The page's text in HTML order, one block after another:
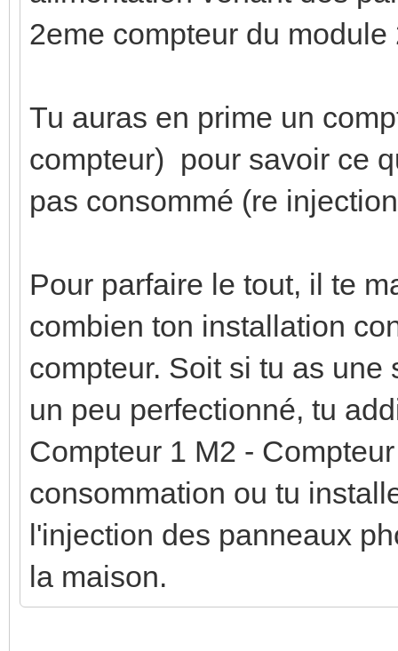
2eme compteur du module
Tu auras en prime un
compteur) pour savoir ce
pas consommé (re
Pour parfaire le tout, il te
combien ton installation
compteur. Soit si tu as
un peu perfectionné, tu
Compteur 1 M2 -
consommation ou tu
l'injection des panneaux
la maison.